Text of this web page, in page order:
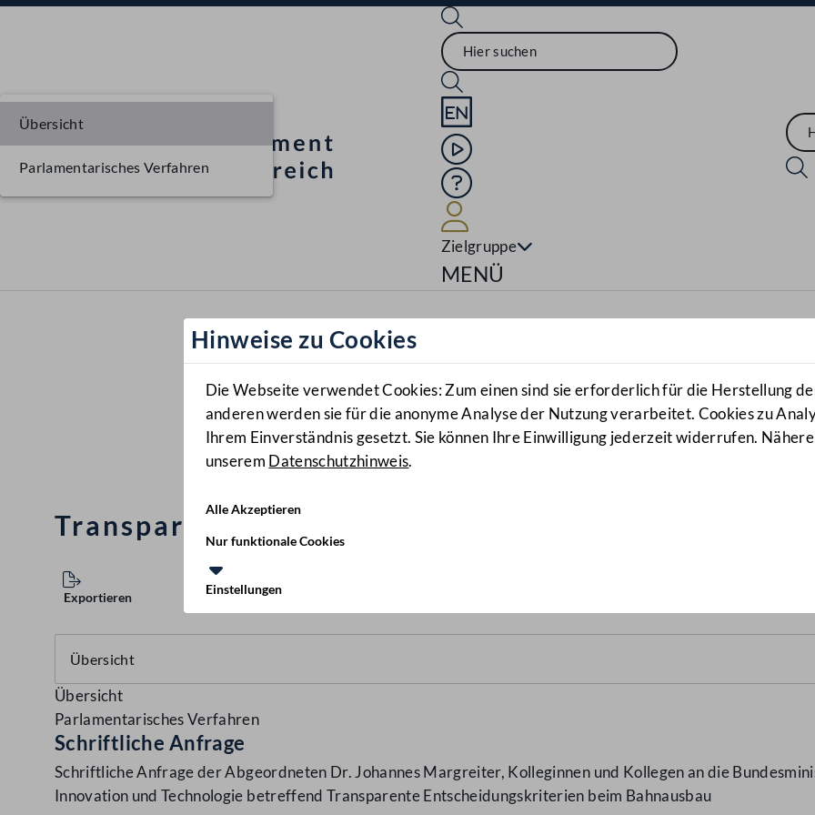
Sprache English
Mediathek
Hilfe
Zielgruppe
Navigationsmenü öffnen
MENÜ
Hinweise zu Cookies
Die Webseite verwendet Cookies: Zum einen sind sie erforderlich für die Herstellung
anderen werden sie für die anonyme Analyse der Nutzung verarbeitet. Cookies zu
Ihrem Einverständnis gesetzt. Sie können Ihre Einwilligung jederzeit widerrufen.
unserem Datenschutzhinweis.
Alle Akzeptieren
Nur funktionale Cookies
Einstellungen
Transparente Entscheidungskriterien beim
Exportieren
Übersicht
Parlamentarisches Verfahren
Übersicht
Parlamentarisches Verfahren
Schriftliche Anfrage
Schriftliche Anfrage der Abgeordneten Dr. Johannes Margreiter, Kolleginnen und Kollegen an die
Innovation und Technologie betreffend Transparente Entscheidungskriterien beim Bahnausbau